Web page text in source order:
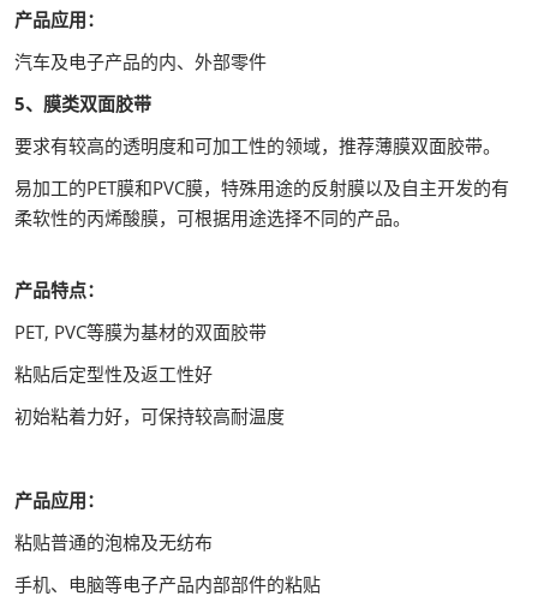
产品应用：
汽车及电子产品的内、外部零件
5、膜类双面胶带
要求有较高的透明度和可加工性的领域，推荐薄膜双面胶带。
易加工的PET膜和PVC膜，特殊用途的反射膜以及自主开发的有
柔软性的丙烯酸膜，可根据用途选择不同的产品。
产品特点：
PET, PVC等膜为基材的双面胶带
粘贴后定型性及返工性好
初始粘着力好，可保持较高耐温度
产品应用：
粘贴普通的泡棉及无纺布
手机、电脑等电子产品内部部件的粘贴